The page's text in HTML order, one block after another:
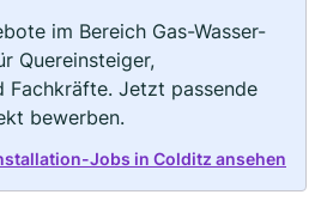
im Bereich Gas-Wasser-
Quereinsteiger,
Fachkräfte. Jetzt passende
bewerben.
Jobs in Colditz ansehen